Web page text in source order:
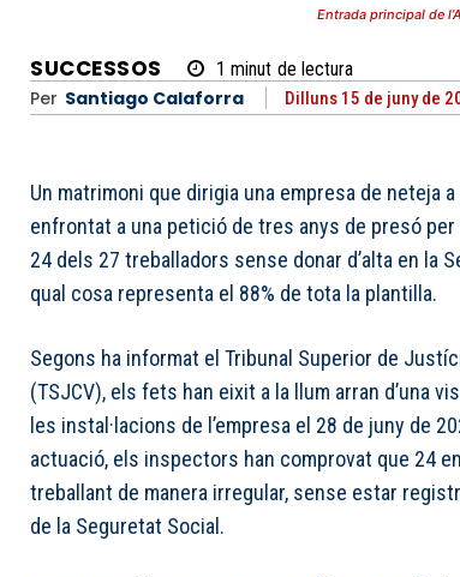
Entrada principal de
SUCCESSOS 1 minut de lectura
Per Santiago Calaforra Dilluns 15 de juny de
Un matrimoni que dirigia una empresa de neteja a
enfrontat a una petició de tres anys de presó
24 dels 27 treballadors sense donar d’alta en la
qual cosa representa el 88% de tota la plantilla.
Segons ha informat el Tribunal Superior de
(TSJCV), els fets han eixit a la llum arran d’una
les instal·lacions de l’empresa el 28 de juny de
actuació, els inspectors han comprovat que 24
treballant de manera irregular, sense estar
de la Seguretat Social.